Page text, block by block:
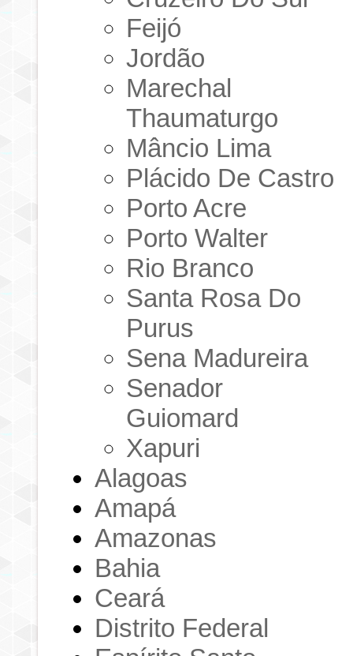
Feijó
Jordão
Marechal
Thaumaturgo
Mâncio Lima
Plácido De Castro
Porto Acre
Porto Walter
Rio Branco
Santa Rosa Do
Purus
Sena Madureira
Senador
Guiomard
Xapuri
Alagoas
Amapá
Amazonas
Bahia
Ceará
Distrito Federal